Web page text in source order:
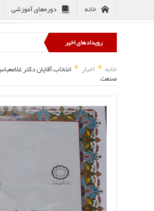
خانه دوره‌های آموزشی
رویدادهای اخیر
خانه اخبار انتخاب آقایان دکتر
صنعت